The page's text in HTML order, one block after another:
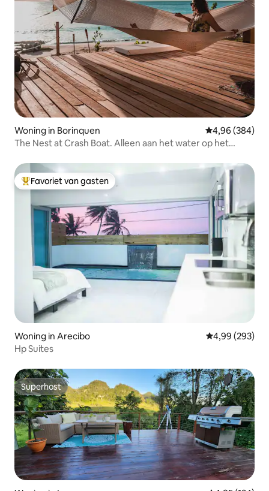
Woning in Borinquen Gemiddelde
4,96 (384)
The Nest at Crash Boat. Alleen aan het water op het
Topfavoriet van gasten
Favoriet van gasten
Woning in Arecibo Gemiddelde
4,99 (293)
Hp Suites
Superhost
Superhost